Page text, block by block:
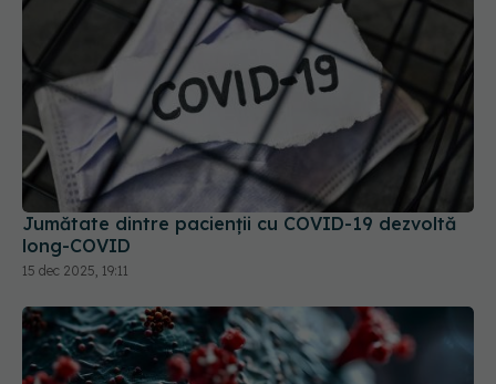
Jumătate dintre pacienții cu COVID-19 dezvoltă
long-COVID
15 dec 2025, 19:11